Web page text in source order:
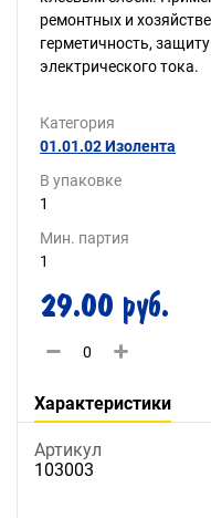
ремонтных и
герметичность,
электрического тока.
Категория
01.01.02 Изолента
В упаковке
1
Мин. партия
1
29.00 руб.
Характеристики
Артикул
103003